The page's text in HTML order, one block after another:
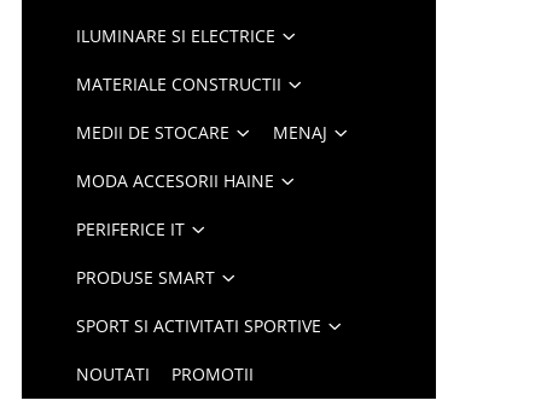
ILUMINARE SI ELECTRICE
MATERIALE CONSTRUCTII
MEDII DE STOCARE MENAJ
MODA ACCESORII HAINE
PERIFERICE IT
PRODUSE SMART
SPORT SI ACTIVITATI SPORTIVE
NOUTATI PROMOTII